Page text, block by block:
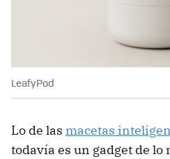
LeafyPod
Lo de las macetas
todavía es un gadget de